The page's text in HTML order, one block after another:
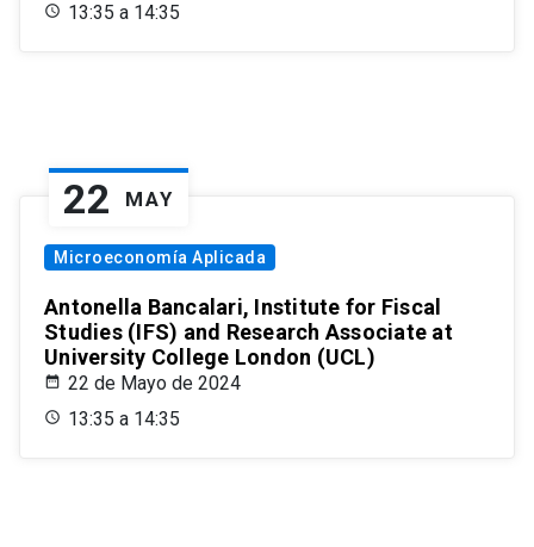
13:35 a 14:35
22 MAY
Microeconomía Aplicada
Antonella Bancalari, Institute for Fiscal
Studies (IFS) and Research Associate at
University College London (UCL)
22 de Mayo de 2024
13:35 a 14:35